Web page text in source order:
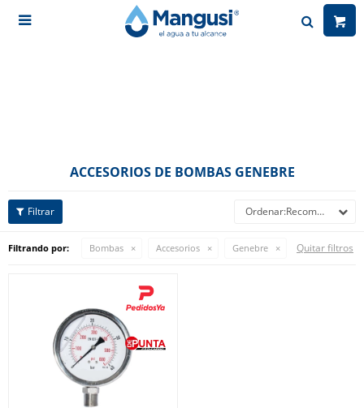

ACCESORIOS DE BOMBAS GENEBRE
Recomendados
Filtrando por: Bombas Accesorios Genebre Quitar filtros